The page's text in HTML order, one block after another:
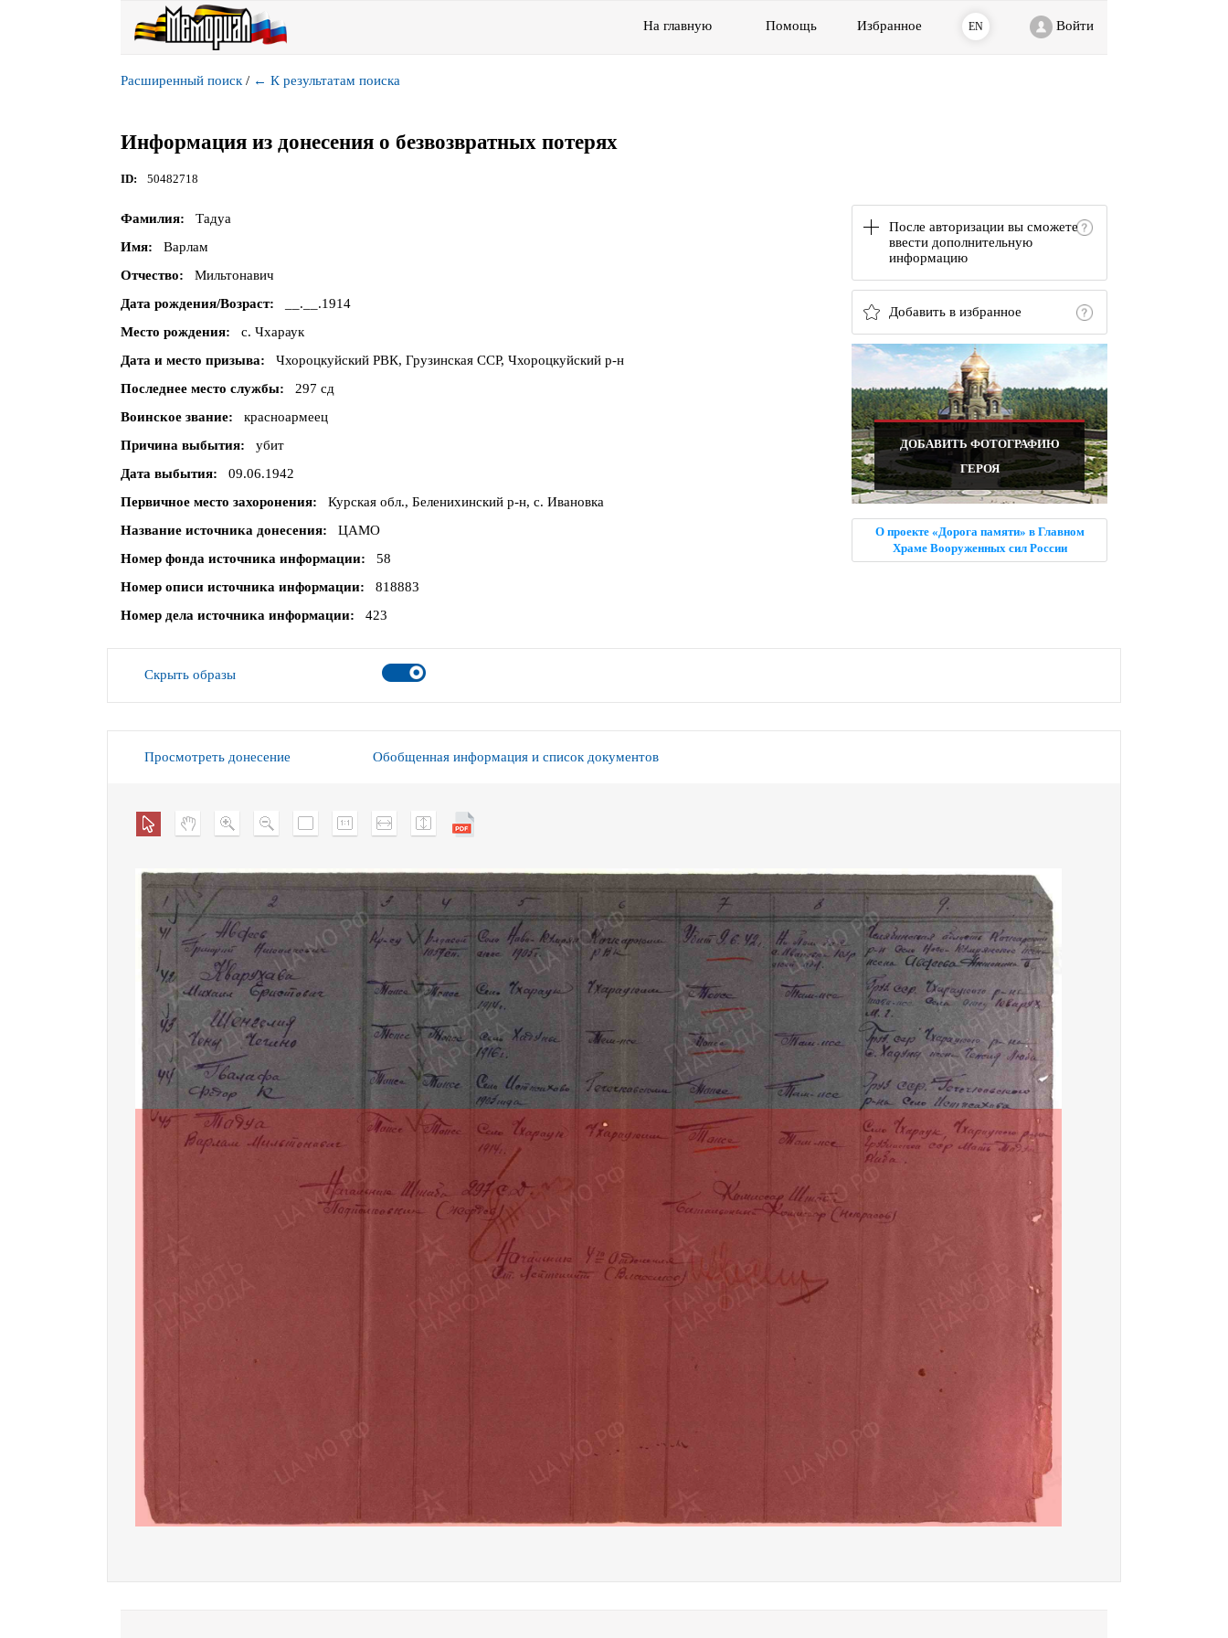
На главную Помощь Избранное EN Войти
Расширенный поиск / ← К результатам поиска
Информация из донесения о безвозвратных потерях
ID 50482718
После авторизации вы сможете
ввести дополнительную
информацию
Добавить в избранное
ДОБАВИТЬ ФОТОГРАФИЮ
ГЕРОЯ
О проекте «Дорога памяти» в Главном
Храме Вооруженных сил России
Фамилия
Тадуа
Имя
Варлам
Отчество
Мильтонавич
Дата рождения/Возраст
__.__.1914
Место рождения
с. Чхараук
Дата и место призыва
Чхороцкуйский РВК, Грузинская ССР, Чхороцкуйский р-н
Последнее место службы
297 сд
Воинское звание
красноармеец
Причина выбытия
убит
Дата выбытия
09.06.1942
Первичное место захоронения
Курская обл., Беленихинский р-н, с. Ивановка
Название источника донесения
ЦАМО
Номер фонда источника информации
58
Номер описи источника информации
818883
Номер дела источника информации
423
Скрыть образы
Просмотреть донесение Обобщенная информация и список документов